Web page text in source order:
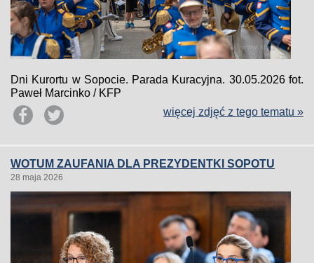
Dni Kurortu w Sopocie. Parada Kuracyjna. 30.05.2026 fot.
Paweł Marcinko / KFP
więcej zdjęć z tego tematu »
WOTUM ZAUFANIA DLA PREZYDENTKI SOPOTU
28 maja 2026